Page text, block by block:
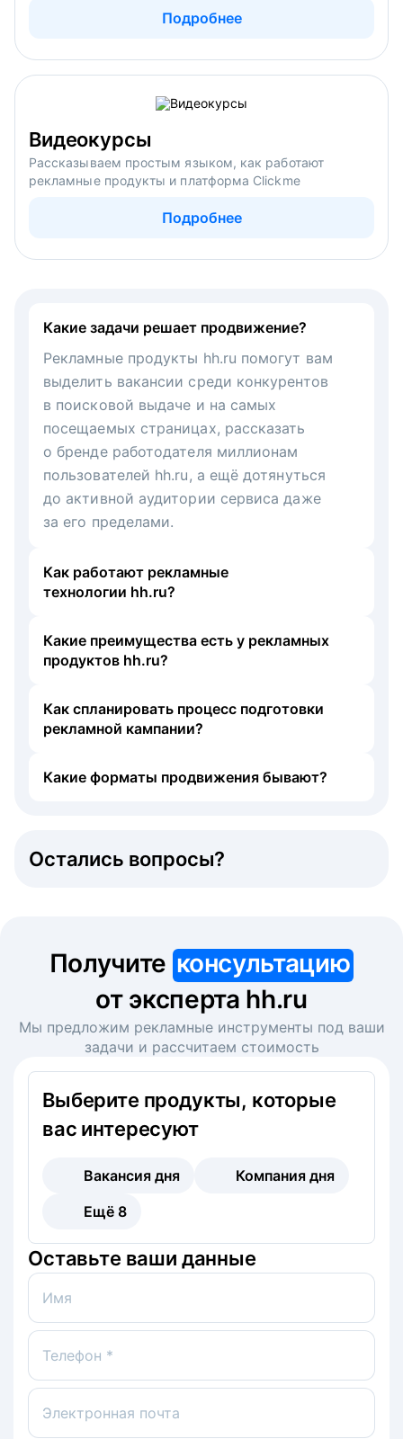
Подробнее
Видеокурсы
Рассказываем простым языком, как работают
рекламные продукты и платформа Clickme
Подробнее
Какие задачи решает продвижение?
Рекламные продукты hh.ru помогут вам
выделить вакансии среди конкурентов
в поисковой выдаче и на самых
посещаемых страницах, рассказать
о бренде работодателя миллионам
пользователей hh.ru, а ещё дотянуться
до активной аудитории сервиса даже
за его пределами.
Как работают рекламные
технологии hh.ru?
Какие преимущества есть у рекламных
продуктов hh.ru?
Как спланировать процесс подготовки
рекламной кампании?
Какие форматы продвижения бывают?
Остались вопросы?
Получите консультацию
от эксперта hh.ru
Мы предложим рекламные инструменты под ваши
задачи и рассчитаем стоимость
Выберите продукты, которые
вас интересуют
Вакансия дня
Компания дня
Ещё 8
Оставьте ваши данные
Имя
Телефон *
Электронная почта